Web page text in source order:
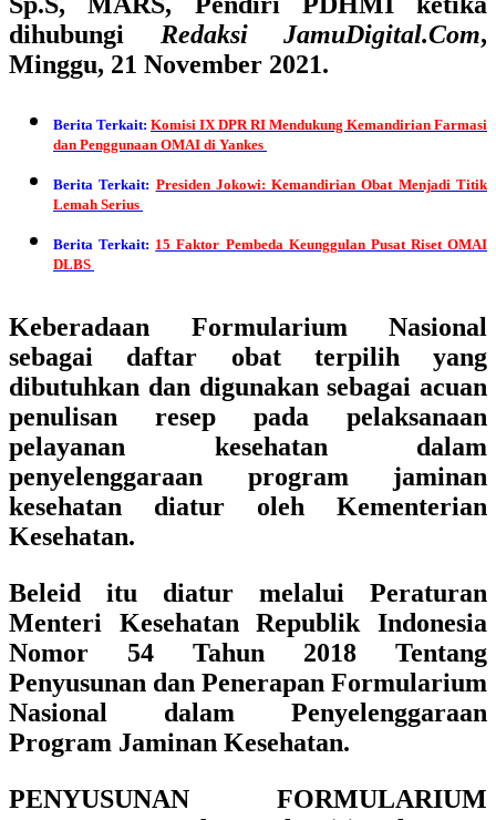
dihubungi Redaksi JamuDigital.Com,
Minggu, 21 November 2021.
Berita Terkait: Komisi IX DPR RI Mendukung Kemandirian Farmasi
dan Penggunaan OMAI di Yankes
Berita Terkait: Presiden Jokowi: Kemandirian Obat Menjadi Titik
Lemah Serius
Berita Terkait: 15 Faktor Pembeda Keunggulan Pusat Riset OMAI
DLBS
Keberadaan Formularium Nasional
sebagai daftar obat terpilih yang
dibutuhkan dan digunakan sebagai acuan
penulisan resep pada pelaksanaan
pelayanan kesehatan dalam
penyelenggaraan program jaminan
kesehatan diatur oleh Kementerian
Kesehatan.
Beleid itu diatur melalui Peraturan
Menteri Kesehatan Republik Indonesia
Nomor 54 Tahun 2018 Tentang
Penyusunan dan Penerapan Formularium
Nasional dalam Penyelenggaraan
Program Jaminan Kesehatan.
PENYUSUNAN FORMULARIUM